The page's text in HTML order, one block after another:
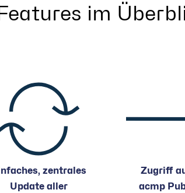
im
zentrales
Update aller
Zugriff
acmp